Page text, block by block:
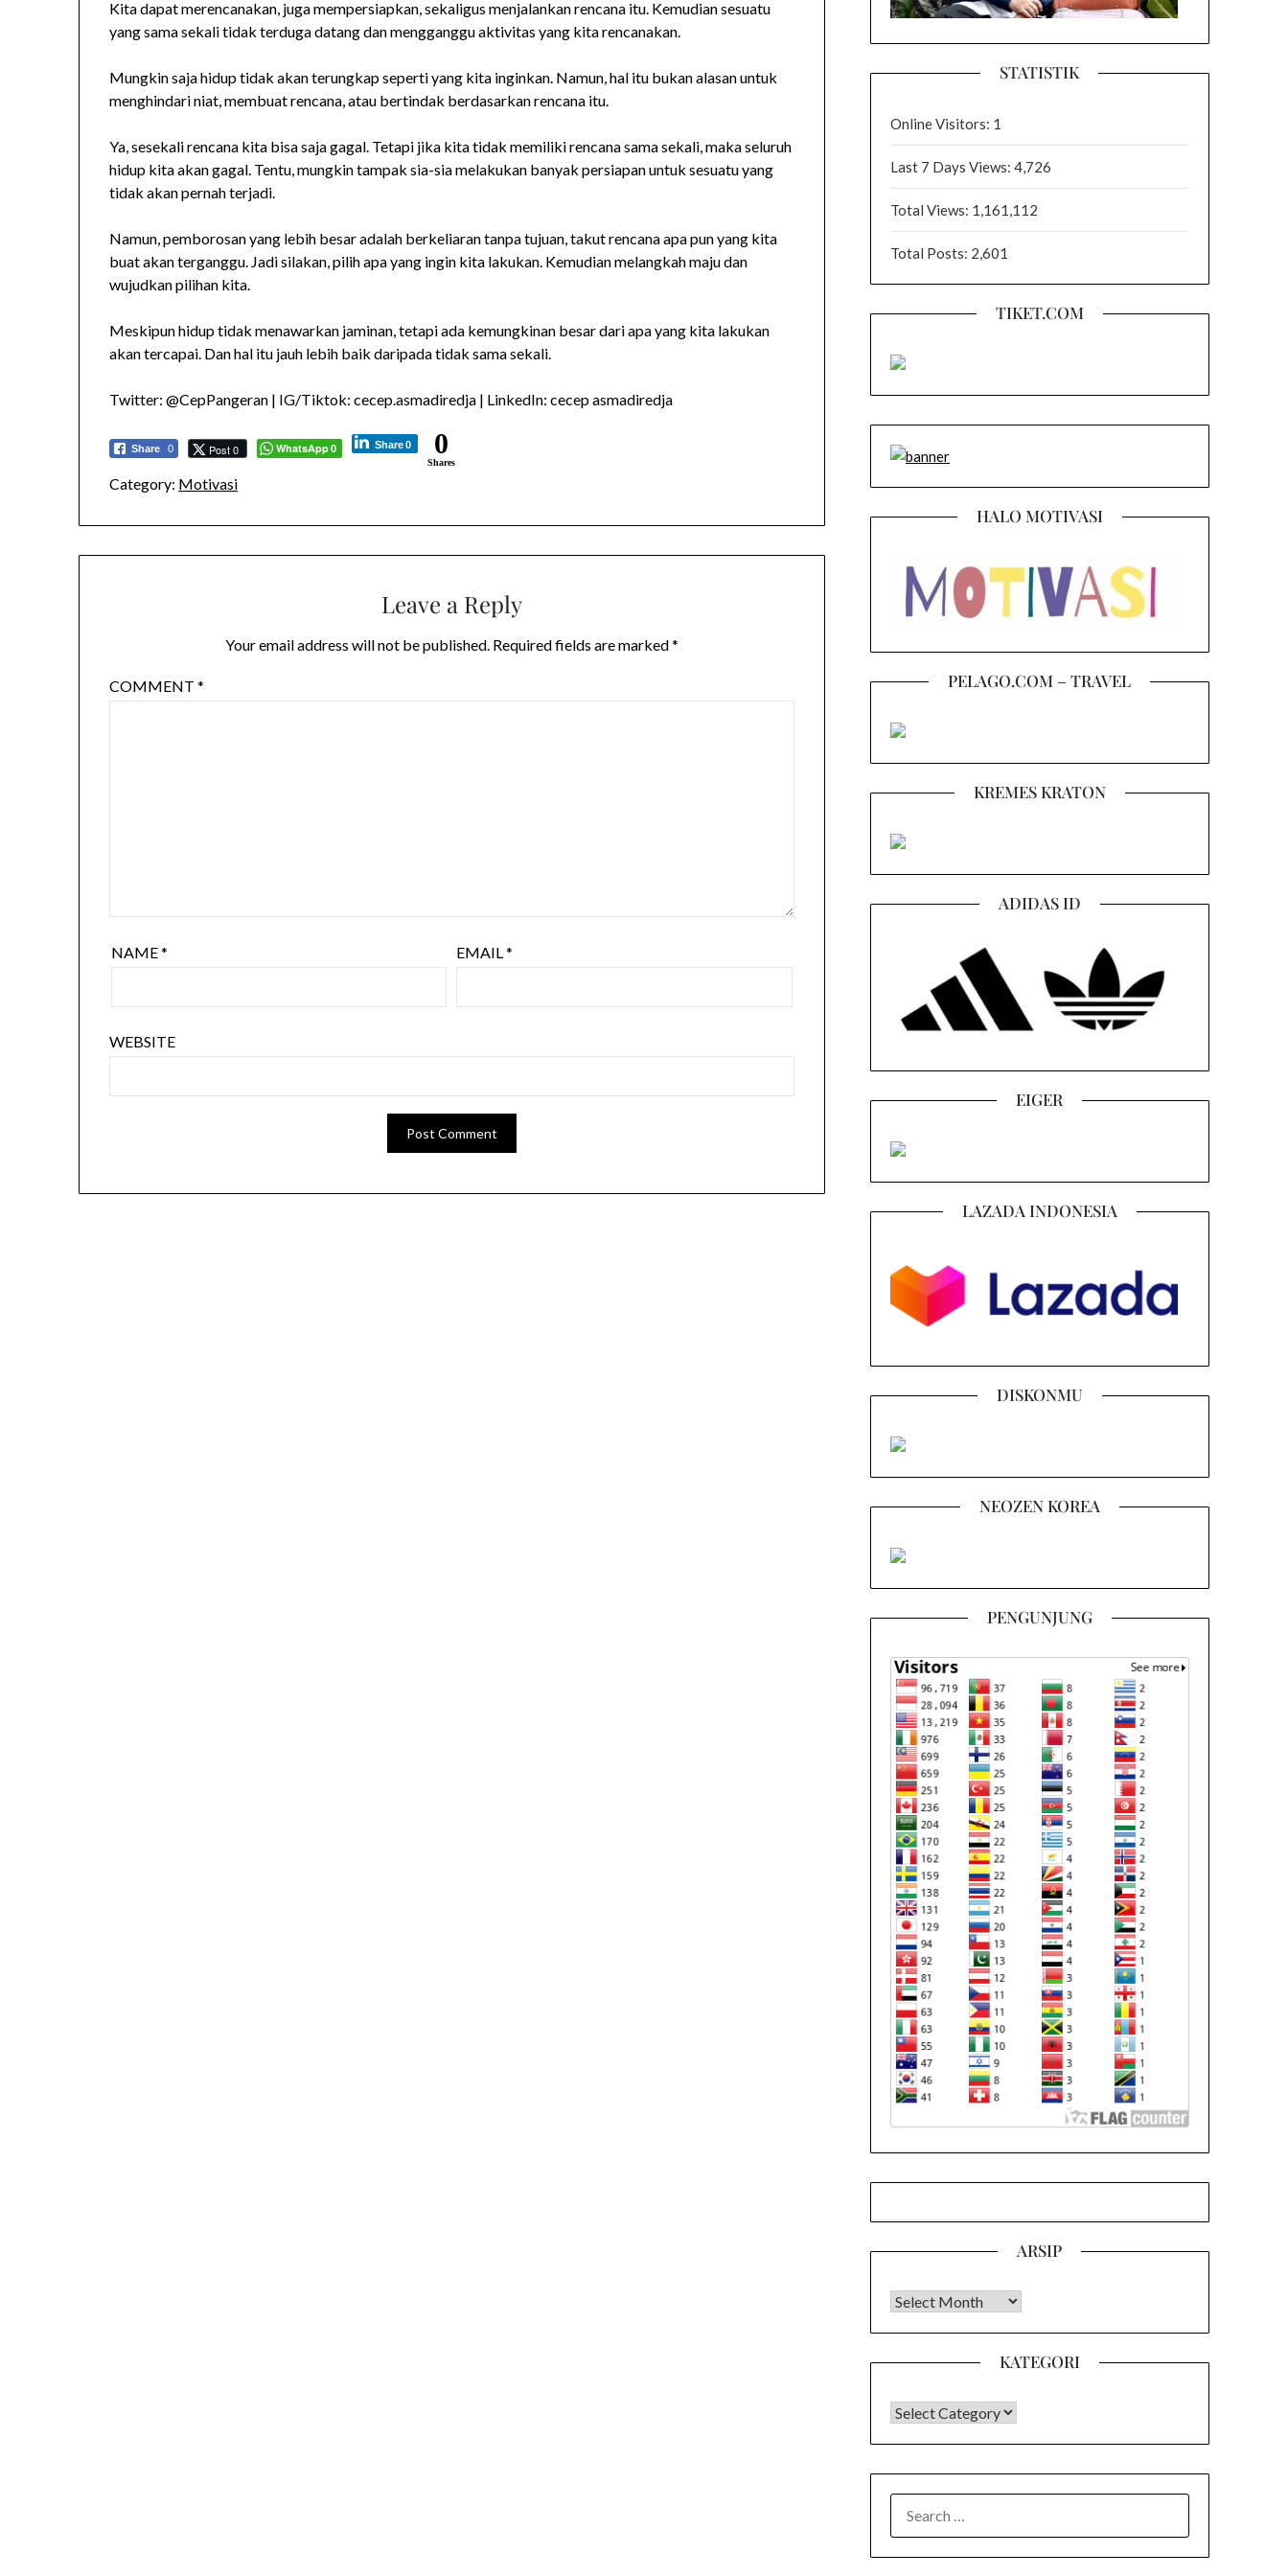
Kita dapat merencanakan, juga mempersiapkan, sekaligus menjalankan rencana itu. Kemudian sesuatu
yang sama sekali tidak terduga datang dan mengganggu aktivitas yang kita rencanakan.
Mungkin saja hidup tidak akan terungkap seperti yang kita inginkan. Namun, hal itu bukan alasan untuk
menghindari niat, membuat rencana, atau bertindak berdasarkan rencana itu.
Ya, sesekali rencana kita bisa saja gagal. Tetapi jika kita tidak memiliki rencana sama sekali, maka seluruh
hidup kita akan gagal. Tentu, mungkin tampak sia-sia melakukan banyak persiapan untuk sesuatu yang
tidak akan pernah terjadi.
Namun, pemborosan yang lebih besar adalah berkeliaran tanpa tujuan, takut rencana apa pun yang kita
buat akan terganggu. Jadi silakan, pilih apa yang ingin kita lakukan. Kemudian melangkah maju dan
wujudkan pilihan kita.
Meskipun hidup tidak menawarkan jaminan, tetapi ada kemungkinan besar dari apa yang kita lakukan
akan tercapai. Dan hal itu jauh lebih baik daripada tidak sama sekali.
Twitter: @CepPangeran | IG/Tiktok: cecep.asmadiredja | LinkedIn: cecep asmadiredja
Share 0 Post 0 WhatsApp0 Share0 0
Shares
Category: Motivasi
Leave a Reply
Your email address will not be published. Required fields are marked*
COMMENT*
NAME* EMAIL*
WEBSITE
STATISTIK
Online Visitors: 1
Last 7 Days Views: 4,726
Total Views: 1,161,112
Total Posts: 2,601
TIKET.COM
HALO MOTIVASI
PELAGO.COM – TRAVEL
KREMES KRATON
ADIDAS ID
EIGER
LAZADA INDONESIA
DISKONMU
NEOZEN KOREA
PENGUNJUNG
ARSIP
Arsip
KATEGORI
KATEGORI
FOR: